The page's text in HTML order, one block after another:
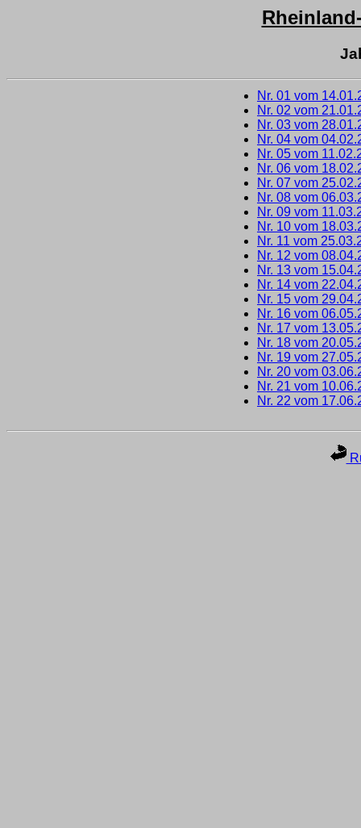
Nr. 01 vom
Nr. 02 vom
Nr. 03 vom
Nr. 04 vom
Nr. 05 vom
Nr. 06 vom
Nr. 07 vom
Nr. 08 vom
Nr. 09 vom
Nr. 10 vom
Nr. 11 vom
Nr. 12 vom
Nr. 13 vom
Nr. 14 vom
Nr. 15 vom
Nr. 16 vom
Nr. 17 vom
Nr. 18 vom
Nr. 19 vom
Nr. 20 vom
Nr. 21 vom
Nr. 22 vom